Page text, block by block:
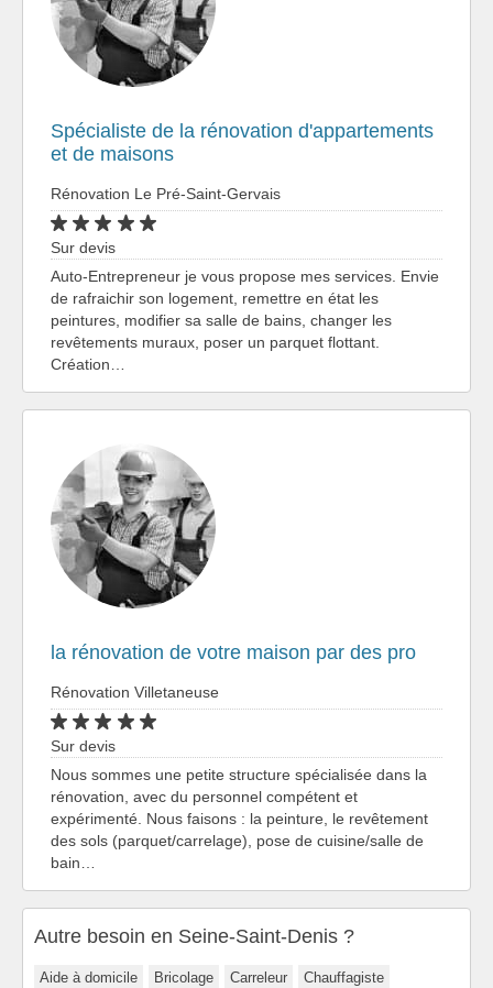
Spécialiste de la rénovation d'appartements
et de maisons
Rénovation Le Pré-Saint-Gervais
Sur devis
Auto-Entrepreneur je vous propose mes services. Envie
de rafraichir son logement, remettre en état les
peintures, modifier sa salle de bains, changer les
revêtements muraux, poser un parquet flottant.
Création…
la rénovation de votre maison par des pro
Rénovation Villetaneuse
Sur devis
Nous sommes une petite structure spécialisée dans la
rénovation, avec du personnel compétent et
expérimenté. Nous faisons : la peinture, le revêtement
des sols (parquet/carrelage), pose de cuisine/salle de
bain…
Autre besoin en Seine-Saint-Denis ?
Aide à domicile Bricolage Carreleur
Chauffagiste